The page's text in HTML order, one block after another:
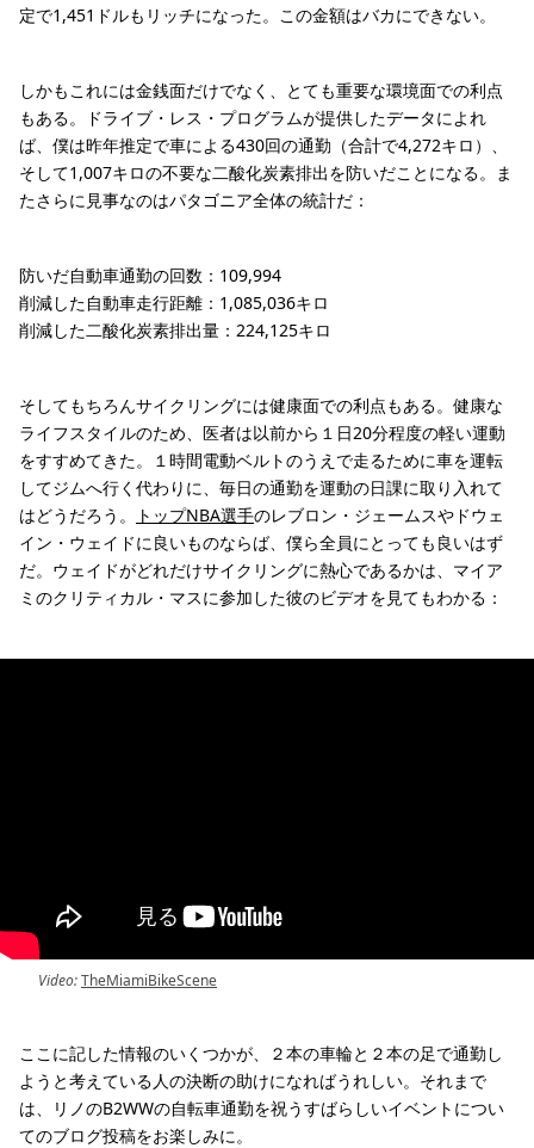
定で1,451ドルもリッチになった。この金額はバカにできない。
しかもこれには金銭面だけでなく、とても重要な環境面での利点
もある。ドライブ・レス・プログラムが提供したデータによれ
ば、僕は昨年推定で車による430回の通勤（合計で4,272キロ）、
そして1,007キロの不要な二酸化炭素排出を防いだことになる。ま
たさらに見事なのはパタゴニア全体の統計だ：
防いだ自動車通勤の回数：109,994
削減した自動車走行距離：1,085,036キロ
削減した二酸化炭素排出量：224,125キロ
そしてもちろんサイクリングには健康面での利点もある。健康な
ライフスタイルのため、医者は以前から１日20分程度の軽い運動
をすすめてきた。１時間電動ベルトのうえで走るために車を運転
してジムへ行く代わりに、毎日の通勤を運動の日課に取り入れて
はどうだろう。
トップNBA選手のレブロン・ジェームスやドウェ
イン・ウェイドに良いものならば、僕ら全員にとっても良いはず
だ。ウェイドがどれだけサイクリングに熱心であるかは、マイア
ミのクリティカル・マスに参加した彼のビデオを見てもわかる：
Video:TheMiamiBikeScene
ここに記した情報のいくつかが、２本の車輪と２本の足で通勤し
ようと考えている人の決断の助けになればうれしい。それまで
は、リノのB2WWの自転車通勤を祝うすばらしいイベントについ
てのブログ投稿をお楽しみに。